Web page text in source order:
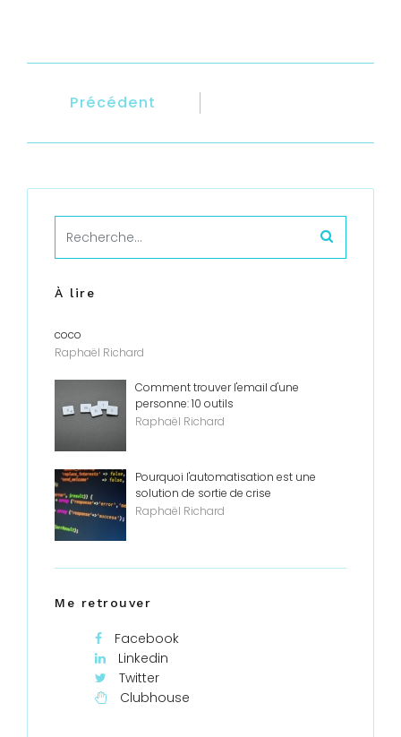
Précédent
À lire
coco
Raphaël Richard
Comment trouver l'email d'une
personne: 10 outils
Raphaël Richard
Pourquoi l'automatisation est une
solution de sortie de crise
Raphaël Richard
Me retrouver
Facebook
Linkedin
Twitter
Clubhouse